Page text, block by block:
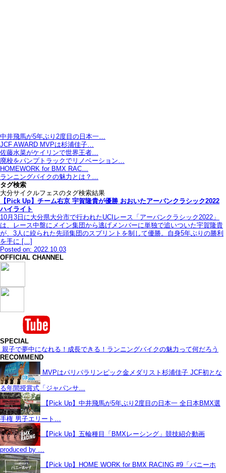
中井飛馬が5年ぶり2度目の日本一…
JCF AWARD MVPは杉浦佳子…
佐藤水菜がケイリンで世界王者…
廃校をパンプトラックでリノベーション…
HOMEWORK for BMX RAC…
ランニングバイクの魅力とは？…
タグ検索
大分サイクルフェスのタグ検索結果
【Pick Up】チーム右京 宇賀隆貴が優勝 おおいたアーバンクラシック2022
ハイライト
10月3日に大分県大分市で行われたUCIレース「アーバンクラシック2022」
は、レース中盤にメイン集団から逃げメンバーに単独で追いついた宇賀隆貴
が、3人に絞られた先頭集団のスプリントを制して優勝。自身5年ぶりの勝利
を手に […]
Posted on: 2022.10.03
OFFICIAL CHANNEL
SPECIAL
親子で夢中になれる！成長できる！ランニングバイクの魅力って何だろう
RECOMMEND
MVPはパリパラリンピック金メダリスト杉浦佳子 JCF初とな
る年間授賞式「ジャパンサ…
【Pick Up】中井飛馬が5年ぶり2度目の日本一 全日本BMX選
手権 男子エリート…
【Pick Up】五輪種目「BMXレーシング」競技紹介動画
produced by …
【Pick Up】HOME WORK for BMX RACING #9「バニーホ